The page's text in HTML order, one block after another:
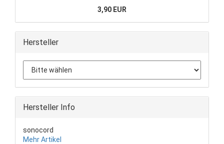
3,90 EUR
Hersteller
Hersteller Info
sonocord
Mehr Artikel